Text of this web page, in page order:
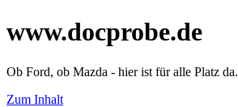
www.docprobe.de
Ob Ford, ob Mazda - hier ist für alle Platz da.
Zum Inhalt